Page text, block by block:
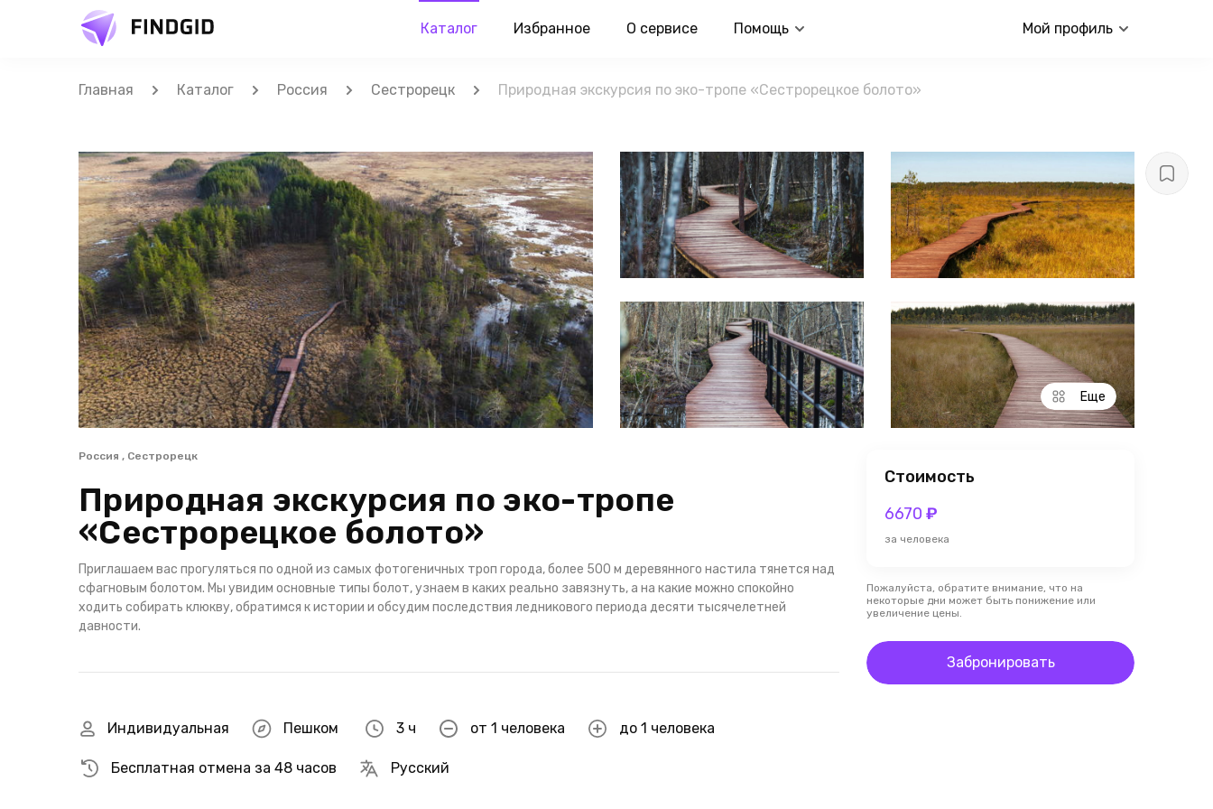
Каталог Избранное О сервисе Помощь Мой профиль
Главная Каталог Россия Сестрорецк Природная экскурсия по эко-тропе «Сестрорецкое болото»
Еще
Россия , Сестрорецк
Природная экскурсия по эко-тропе
«Сестрорецкое болото»
Приглашаем вас прогуляться по одной из самых фотогеничных троп города, более 500 м деревянного настила тянется над
сфагновым болотом. Мы увидим основные типы болот, узнаем в каких реально завязнуть, а на какие можно спокойно
ходить собирать клюкву, обратимся к истории и обсудим последствия ледникового периода десяти тысячелетней
давности.
Индивидуальная Пешком 3 ч от 1 человека до 1 человека
Бесплатная отмена за 48 часов Русский
Стоимость
6670 ₽
за человека
Пожалуйста, обратите внимание, что на
некоторые дни может быть понижение или
увеличение цены.
Забронировать